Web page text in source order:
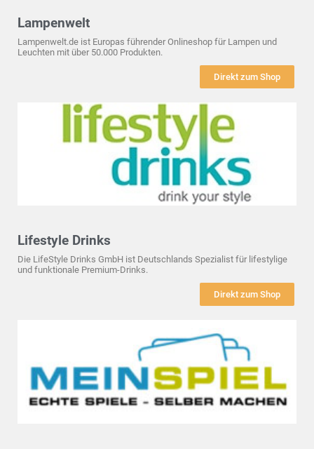
Lampenwelt
Lampenwelt.de ist Europas führender Onlineshop für Lampen und
Leuchten mit über 50.000 Produkten.
Direkt zum Shop
Lifestyle Drinks
Die LifeStyle Drinks GmbH ist Deutschlands Spezialist für lifestylige
und funktionale Premium-Drinks.
Direkt zum Shop